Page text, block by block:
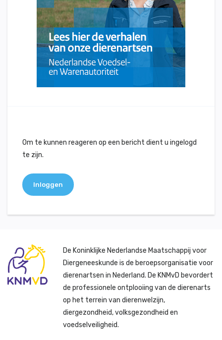
Om te kunnen reageren op een bericht dient u ingelogd
te zijn.
Inloggen
De Koninklijke Nederlandse Maatschappij voor
Diergeneeskunde is de beroepsorganisatie voor
dierenartsen in Nederland. De KNMvD bevordert
de professionele ontplooiing van de dierenarts
op het terrein van dierenwelzijn,
diergezondheid, volksgezondheid en
voedselveiligheid.